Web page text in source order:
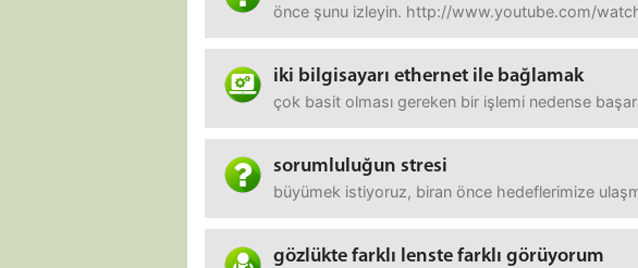
önce şunu izleyin. http://www.youtube.com/
iki bilgisayarı ethernet ile bağlamak
çok basit olması gereken bir işlemi nedense
sorumluluğun stresi
büyümek istiyoruz, biran önce hedeflerimize
gözlükte farklı lenste farklı görüyorum